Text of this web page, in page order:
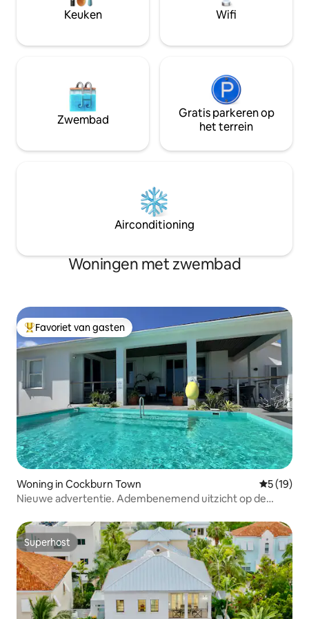
Keuken Wifi
Zwembad
Gratis parkeren op
het terrein
Airconditioning
Woningen met zwembad
Topfavoriet van gasten
Favoriet van gasten
Woning in Cockburn Town
5 (19)
Nieuwe advertentie. Adembenemend uitzicht op de
Superhost
Superhost